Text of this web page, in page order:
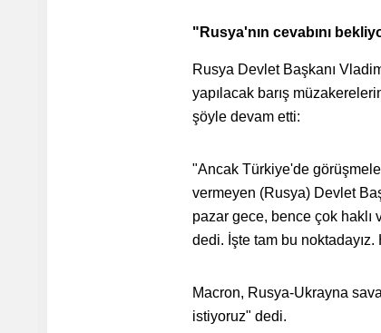
"Rusya'nın cevabını
Rusya Devlet Başkanı
yapılacak barış
şöyle devam etti:
"Ancak Türkiye'de
vermeyen (Rusya) Devlet
pazar gece, bence çok haklı
dedi. İşte tam bu
Macron, Rusya-Ukrayna
istiyoruz" dedi.